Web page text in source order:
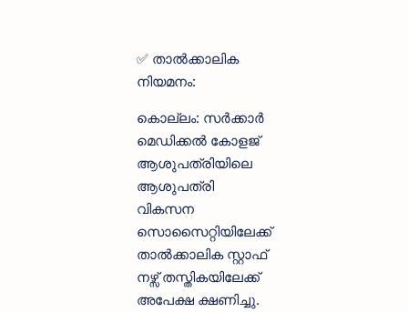
✅ താൽക്കാലിക
നിയമനം:
കൊല്ലം: സർക്കാർ
മെഡിക്കൽ കോളജ്
ആശുപത്രിയിലെ
ആശുപത്രി
വികസന
സൊസൈറ്റിയിലേക്ക്
താൽക്കാലിക സ്റ്റാഫ്
നഴ്സ് തസ്തികയിലേക്ക്
അപേക്ഷ ക്ഷണിച്ചു.